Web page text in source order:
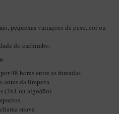
pequenas variações de peso, cor ou
do cachimbo.
48 horas entre as fumadas
antes da limpeza
(3x1 ou algodão)
suave